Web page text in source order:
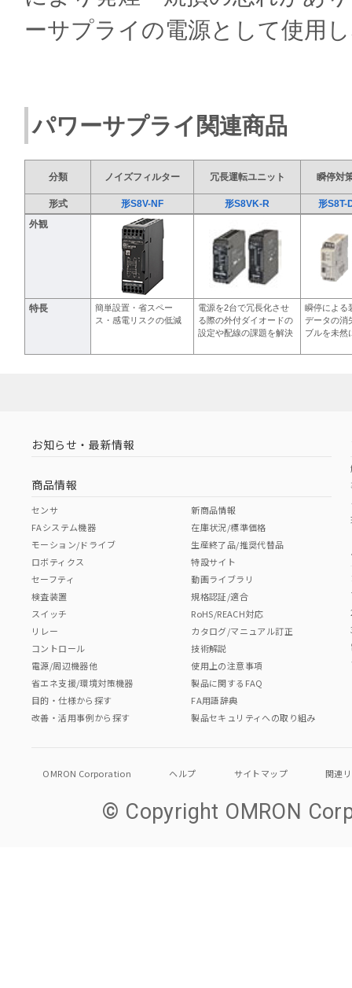
ーサプライの電源として使用
パワーサプライ関連商品
分類 ノイズフィルター 冗長運転ユニット 瞬停対
形式 形S8V-NF 形S8VK-R
形S8T-
外観
特長
簡単設置・省スペー
ス・感電リスクの低減
電源を2台で冗長化させ
る際の外付ダイオードの
設定や配線の課題を解決
瞬停による
データの消
ブルを未然
お知らせ・最新情報
商品情報
センサ
FAシステム機器
モーション/ドライブ
ロボティクス
セーフティ
検査装置
スイッチ
リレー
コントロール
電源/周辺機器他
省エネ支援/環境対策機器
目的・仕様から探す
改善・活用事例から探す
新商品情報
在庫状況/標準価格
生産終了品/推奨代替品
特設サイト
動画ライブラリ
規格認証/適合
RoHS/REACH対応
カタログ/マニュアル訂正
技術解説
使用上の注意事項
製品に関するFAQ
FA用語辞典
製品セキュリティへの取り組み
OMRON Corporation ヘルプ サイトマップ 関連
© Copyright OMRON